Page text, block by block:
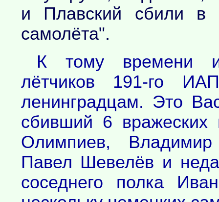
и Плавский сбили в
самолёта".
К тому времени
лётчиков 191-го
ленинградцам. Это
сбивший 6
Олимпиев,
Павел Шевелёв и
соседнего полка